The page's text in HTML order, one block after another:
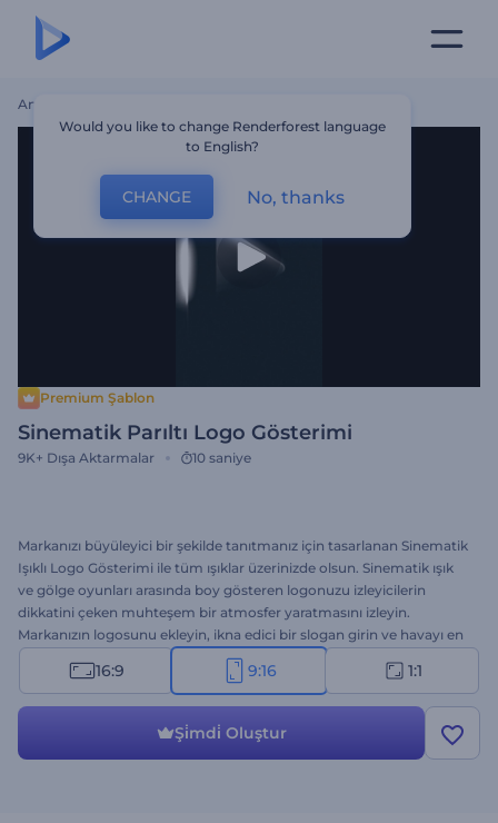
Ana Sayfa
Premium Şablon
Sinematik Parıltı Logo Gösterimi
9K+ Dışa Aktarmalar 10 saniye
Markanızı büyüleyici bir şekilde tanıtmanız için tasarlanan Sinematik
Işıklı Logo Gösterimi ile tüm ışıklar üzerinizde olsun. Sinematik ışık
ve gölge oyunları arasında boy gösteren logonuzu izleyicilerin
dikkatini çeken muhteşem bir atmosfer yaratmasını izleyin.
Markanızın logosunu ekleyin, ikna edici bir slogan girin ve havayı en
iyi şekilde yakalamak için çeşitli müzik parçalarından bir arkaplan
müziği seçin. Sinematik introlar, sunum girişler, ürün lansmanları ya
Hemen oluşturun ve logonuz hiç olmadığı kadar parıldasın!
16:9 9:16 1:1
Şi̇mdi̇ Oluştur
Would you like to change Renderforest language
to English?
CHANGE No, thanks